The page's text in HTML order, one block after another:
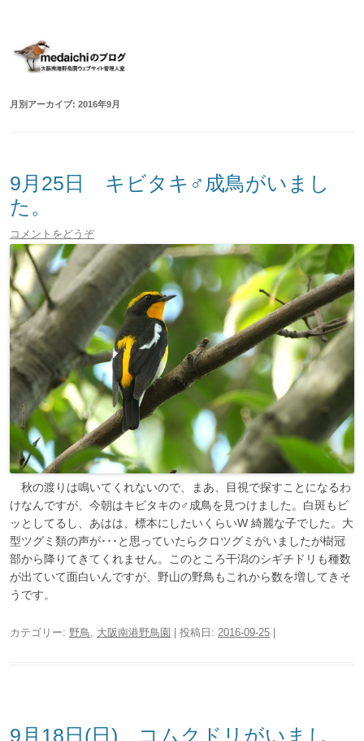
月別アーカイブ: 2016年9月
9月25日 キビタキ♂成鳥がいまし
た。
コメントをどうぞ
秋の渡りは鳴いてくれないので、まあ、目視で探すことになるわ
けなんですが、今朝はキビタキの♂成鳥を見つけました。白斑もビ
ッとしてるし、あはは、標本にしたいくらいW 綺麗な子でした。大
型ツグミ類の声が･･･と思っていたらクロツグミがいましたが樹冠
部から降りてきてくれません。このところ干潟のシギチドリも種数
が出ていて面白いんですが、野山の野鳥もこれから数を増してきそ
うです。
カテゴリー: 野鳥, 大阪南港野鳥園 | 投稿日: 2016-09-25
9月18日(日) コムクドリがいまし